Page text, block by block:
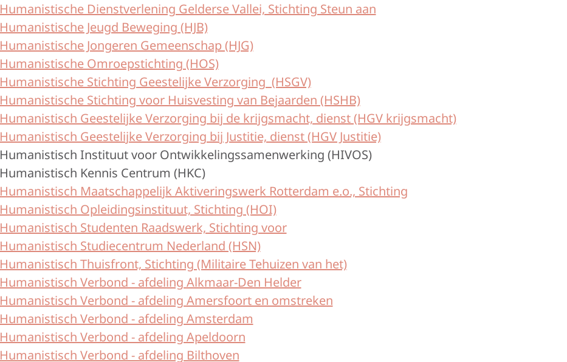
Humanistische Dienstverlening Gelderse Vallei, Stichting Steun aan
Humanistische Jeugd Beweging (HJB)
Humanistische Jongeren Gemeenschap (HJG)
Humanistische Omroepstichting (HOS)
Humanistische Stichting Geestelijke Verzorging (HSGV)
Humanistische Stichting voor Huisvesting van Bejaarden (HSHB)
Humanistisch Geestelijke Verzorging bij de krijgsmacht, dienst (HGV krijgsmacht)
Humanistisch Geestelijke Verzorging bij Justitie, dienst (HGV Justitie)
Humanistisch Instituut voor Ontwikkelingssamenwerking (HIVOS)
Humanistisch Kennis Centrum (HKC)
Humanistisch Maatschappelijk Aktiveringswerk Rotterdam e.o., Stichting
Humanistisch Opleidingsinstituut, Stichting (HOI)
Humanistisch Studenten Raadswerk, Stichting voor
Humanistisch Studiecentrum Nederland (HSN)
Humanistisch Thuisfront, Stichting (Militaire Tehuizen van het)
Humanistisch Verbond - afdeling Alkmaar-Den Helder
Humanistisch Verbond - afdeling Amersfoort en omstreken
Humanistisch Verbond - afdeling Amsterdam
Humanistisch Verbond - afdeling Apeldoorn
Humanistisch Verbond - afdeling Bilthoven